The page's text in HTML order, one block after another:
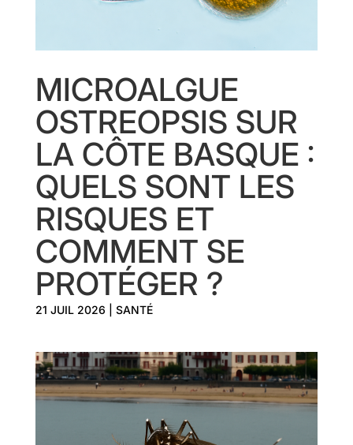
MICROALGUE
OSTREOPSIS SUR
LA CÔTE BASQUE :
QUELS SONT LES
RISQUES ET
COMMENT SE
PROTÉGER ?
21 JUIL 2026 SANTÉ